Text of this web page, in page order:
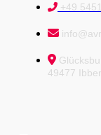
+49
49477